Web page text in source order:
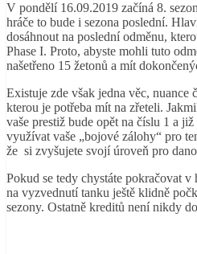
V pondělí 16.09.2019 začíná 8.
hráče to bude i sezona poslední.
dosáhnout na poslední odměnu,
Phase I. Proto, abyste mohli tuto
našetřeno 15 žetonů a mít
Existuje zde však jedna věc, nuance
kterou je potřeba mít na zřeteli.
vaše prestiž bude opět na číslu 1 a
využívat vaše „bojové zálohy“ pro
že si zvyšujete svojí úroveň pro
Pokud se tedy chystáte pokračovat
na vyzvednutí tanku ještě klidně
sezony. Ostatně kreditů není nikdy